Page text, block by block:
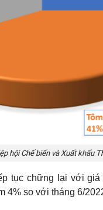
hội Chế biến và Xuất khẩu
tục chững lại với
4% so với tháng 6/